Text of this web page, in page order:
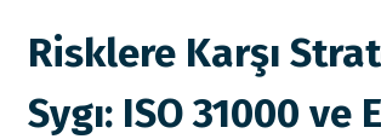
Risklere Karşı
Sygı: ISO 31000 ve